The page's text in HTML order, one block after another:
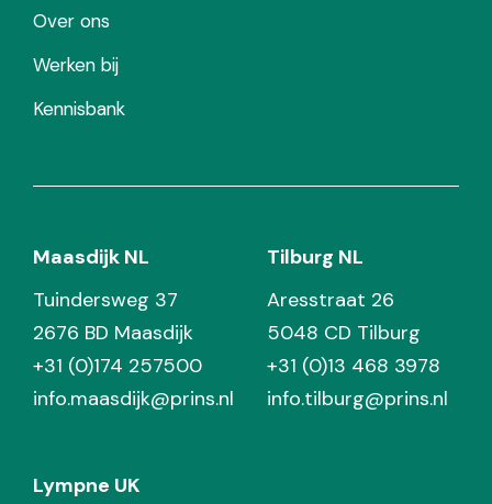
Over ons
Werken bij
Kennisbank
Maasdijk NL
Tuindersweg 37
2676 BD Maasdijk
+31 (0)174 257500
info.maasdijk@prins.nl
Tilburg NL
Aresstraat 26
5048 CD Tilburg
+31 (0)13 468 3978
info.tilburg@prins.nl
Lympne UK